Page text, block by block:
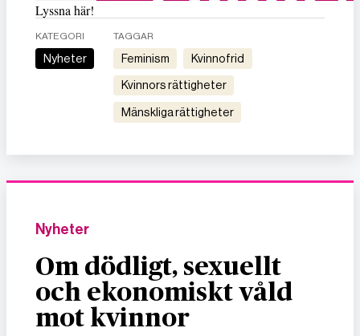
Lyssna här!
KATEGORI
Nyheter
TAGGAR
feminism kvinnofrid
kvinnors rättigheter
mänskliga rättigheter
Nyheter
Om dödligt, sexuellt
och ekonomiskt våld
mot kvinnor